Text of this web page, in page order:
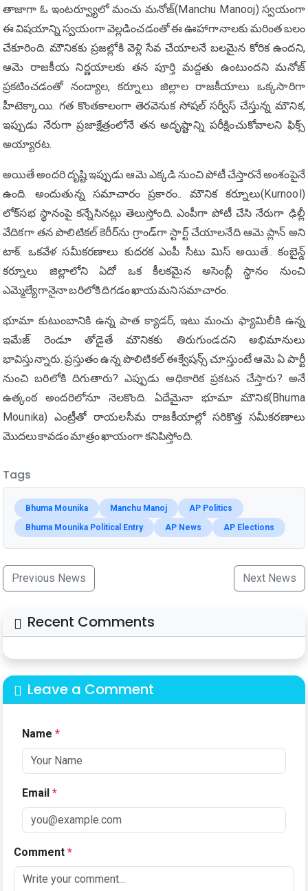
తాజాగా ఓ ఇంటర్వ్యూలో మంచు మనోజ్(Manchu Manooj) స్వయంగా
ఈ విషయాన్ని స్వ‌యంగా వెల్ల‌డించ‌డంతో ఈ ఊహాగానాలకు మరింత బలం
చేకూరింది. మౌనికకు ప్రజల్లోకి వెళ్లి సేవ చేయాలనే బలమైన కోరిక ఉందని,
ఆమె రాజకీయ నిర్ణయాలకు తన పూర్తి మద్దతు ఉంటుందని మనోజ్
ప్రకటించడంతో నంద్యాల, కర్నూలు జిల్లాల రాజకీయాలు ఒక్కసారిగా
హీటెక్కాయి. గత కొంతకాలంగా తెరవెనుక సోషల్ సర్వీస్ చేస్తున్న మౌనిక,
ఇప్పుడు నేరుగా ప్రజాక్షేత్రంలోనే తన అదృష్టాన్ని పరీక్షించుకోవాలని ఫిక్స్
అయ్యారట.
అయితే అందరి దృష్టి ఇప్పుడు ఆమె ఎక్కడి నుంచి పోటీ చేస్తారనే అంశంపైనే
ఉంది. అందుతున్న సమాచారం ప్రకారం.. మౌనిక కర్నూలు(Kurnool)
లోక్‌సభ స్థానంపై కన్నేసినట్లు తెలుస్తోంది. ఎంపీగా పోటీ చేసి నేరుగా ఢిల్లీ
వేదికగా తన పొలిటికల్ కెరీర్‌ను గ్రాండ్‌గా స్టార్ట్ చేయాలనేది ఆమె ప్లాన్ అని
టాక్. ఒకవేళ సమీకరణాలు కుదరక ఎంపీ సీటు మిస్ అయితే.. కంబైన్డ్
కర్నూలు జిల్లాలోని ఏదో ఒక కీలకమైన అసెంబ్లీ స్థానం నుంచి
ఎమ్మెల్యేగానైనా బరిలోకి దిగడం ఖాయమని సమాచారం.
భూమా కుటుంబానికి ఉన్న పాత క్యాడర్, ఇటు మంచు ఫ్యామిలీకి ఉన్న
ఇమేజ్ రెండూ తోడైతే మౌనికకు తిరుగుండదని అభిమానులు
భావిస్తున్నారు. ప్రస్తుతం ఉన్న పొలిటికల్ ఈక్వేషన్స్ చూస్తుంటే ఆమె ఏ పార్టీ
నుంచి బరిలోకి దిగుతారు? ఎప్పుడు అధికారిక ప్రకటన చేస్తారు? అనే
ఉత్కంఠ అందరిలోనూ నెలకొంది. ఏదేమైనా భూమా మౌనిక(Bhuma
Mounika) ఎంట్రీతో రాయలసీమ రాజకీయాల్లో సరికొత్త సమీకరణాలు
మొదలుకావడం మాత్రం ఖాయంగా కనిపిస్తోంది.
Tags
Bhuma Mounika Manchu Manoj
AP Politics
Bhuma Mounika Political Entry
AP News AP Elections
Previous News Next News
Recent Comments
Leave a Comment
Name *
Email *
Comment *